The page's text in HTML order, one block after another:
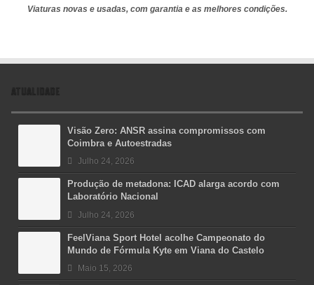
Viaturas novas e usadas, com garantia e as melhores condições.
ATUALIDADE
Visão Zero: ANSR assina compromissos com
Coimbra e Autoestradas
Julho 24, 2026
Produção de metadona: ICAD alarga acordo com
Laboratório Nacional
Julho 24, 2026
FeelViana Sport Hotel acolhe Campeonato do
Mundo de Fórmula Kyte em Viana do Castelo
Maio 15, 2026